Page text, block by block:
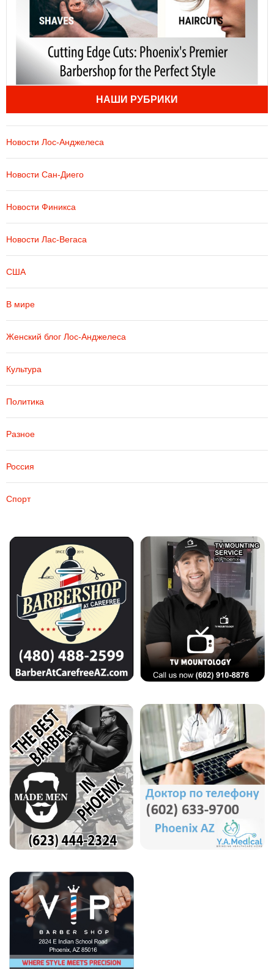
НАШИ РУБРИКИ
Новости Лос-Анджелеса
Новости Сан-Диего
Новости Финикса
Новости Лас-Вегаса
США
В мире
Женский блог Лос-Анджелеса
Культура
Политика
Разное
Россия
Спорт